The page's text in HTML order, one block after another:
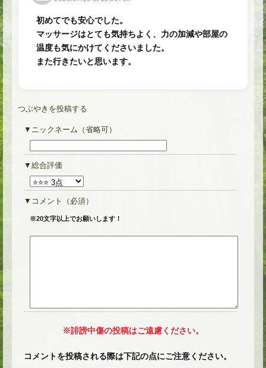
初めてでも安心でした。
マッサージはとても気持ちよく、力の加減や部屋の
温度も気にかけてくださいました。
また行きたいと思います。
つぶやきを投稿する
ニックネーム（省略可）
総合評価
コメント （必須）
※20文字以上でお願いします！
※誹謗中傷の投稿はご遠慮ください。
コメントを投稿される際は下記の点にご注意ください。